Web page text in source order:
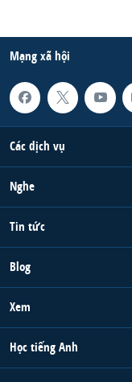
Mạng xã hội
Các dịch vụ
Nghe
Tin tức
Blog
Xem
Học tiếng Anh